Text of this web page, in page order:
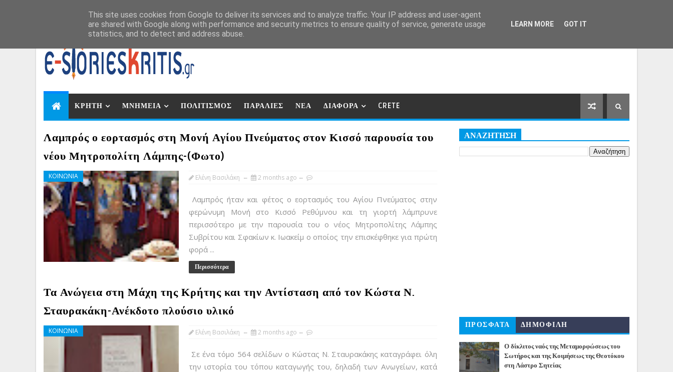
ΚΡΗΤΗ ΜΝΗΜΕΙΑ ΠΟΛΙΤΙΣΜΟΣ ΠΑΡΑΛΙΕΣ ΝΕΑ ΔΙΑΦΟΡΑ CRETE
Λαμπρός ο εορτασμός στη Μονή Αγίου Πνεύματος στον Κισσό παρουσία του
νέου Μητροπολίτη Λάμπης-(Φωτο)
ΚΟΙΝΩΝΙΑ Ελένη Βασιλάκη 2 months ago
Λαμπρός ήταν και φέτος ο εορτασμός του Αγίου Πνεύματος στην
φερώνυμη Μονή στο Κισσό Ρεθύμνου και τη γιορτή λάμπρυνε
περισσότερο με την παρουσία του ο νέος Μητροπολίτης Λάμπης
Συβρίτου και Σφακίων κ. Ιωακείμ ο οποίος την επισκέφθηκε για πρώτη
φορά ...
Περισσότερα
Τα Ανώγεια στη Μάχη της Κρήτης και την Αντίσταση από τον Κώστα Ν.
Σταυρακάκη-Ανέκδοτο πλούσιο υλικό
ΚΟΙΝΩΝΙΑ Ελένη Βασιλάκη 2 months ago
Σε ένα τόμο 564 σελίδων ο Κώστας Ν. Σταυρακάκης καταγράφει όλη
την ιστορία του τόπου καταγωγής του, δηλαδή των Ανωγείων, κατά
ΑΝΑΖΗΤΗΣΗ
ΠΡΟΣΦΑΤΑ ΔΗΜΟΦΙΛΗ
Ο δίκλιτος ναός της Μεταμορφώσεως του
Σωτήρος και της Κοιμήσεως της Θεοτόκου
στη Λάστρο Σητείας
This site uses cookies from Google to deliver its services and to analyze traffic. Your IP address and user-agent
are shared with Google along with performance and security metrics to ensure quality of service, generate usage
statistics, and to detect and address abuse.
LEARN MORE GOT IT